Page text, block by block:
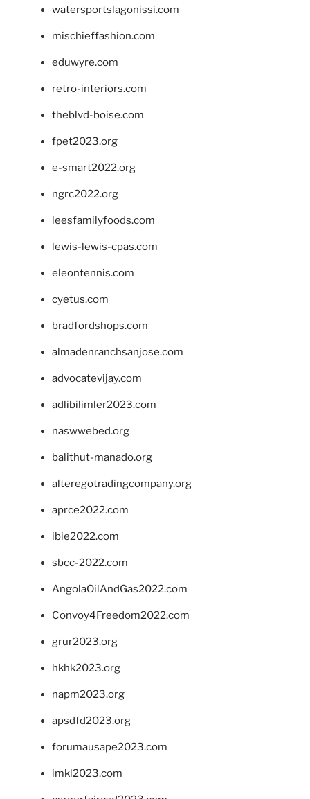
watersportslagonissi.com
mischieffashion.com
eduwyre.com
retro-interiors.com
theblvd-boise.com
fpet2023.org
e-smart2022.org
ngrc2022.org
leesfamilyfoods.com
lewis-lewis-cpas.com
eleontennis.com
cyetus.com
bradfordshops.com
almadenranchsanjose.com
advocatevijay.com
adlibilimler2023.com
naswwebed.org
balithut-manado.org
alteregotradingcompany.org
aprce2022.com
ibie2022.com
sbcc-2022.com
AngolaOilAndGas2022.com
Convoy4Freedom2022.com
grur2023.org
hkhk2023.org
napm2023.org
apsdfd2023.org
forumausape2023.com
imkl2023.com